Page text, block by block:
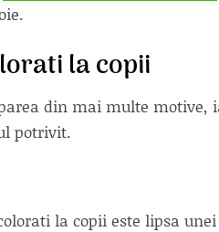
la copii
din mai multe motive,
potrivit.
la copii este lipsa